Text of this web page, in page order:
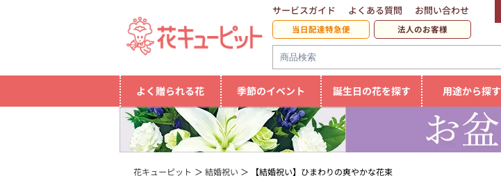
サービスガイド よくある質問 お問い合わせ
当日配達特急便 法人のお客様
よく贈られる花 季節のイベント 誕生日の花を探す 用途から探す
花キューピット 結婚祝い 【結婚祝い】ひまわりの爽やかな花束